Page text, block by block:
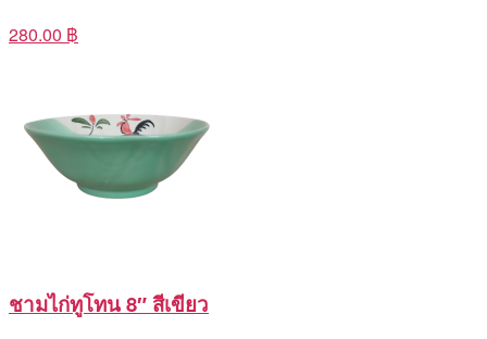
280.00 ฿
ชามไก่ทูโทน 8″ สีเขียว